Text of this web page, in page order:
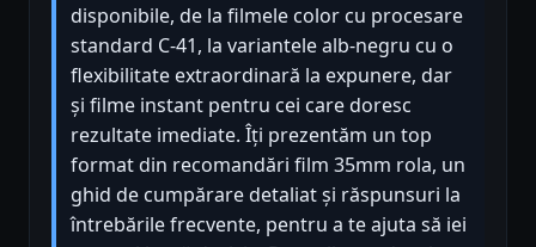
disponibile, de la filmele color cu procesare
standard C-41, la variantele alb-negru cu o
flexibilitate extraordinară la expunere, dar
și filme instant pentru cei care doresc
rezultate imediate. Îți prezentăm un top
format din recomandări film 35mm rola, un
ghid de cumpărare detaliat și răspunsuri la
întrebările frecvente, pentru a te ajuta să iei